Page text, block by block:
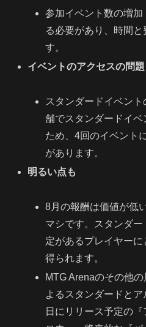
参加イベント数の増
る必要があり、時間
す。
イベントのアクセスの問題
スタンダードイベン
舗でスタンダードイ
ため、4回のイベント
があります。
明るい点も
8月の報酬は価値が低
マシです。スタンダ
定があるプレイヤー
得られます。
MTG Arenaのその他
よるスタンダードと
日にリリース予定の